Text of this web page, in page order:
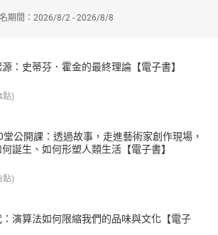
期間：2026/8/2 - 2026/8/8
：史蒂芬．霍金的最終理論【電子書】
點)
堂公開課：透過故事，走進藝術家創作現場，
誕生、如何形塑人類生活【電子書】
點)
：演算法如何限縮我們的品味與文化【電子